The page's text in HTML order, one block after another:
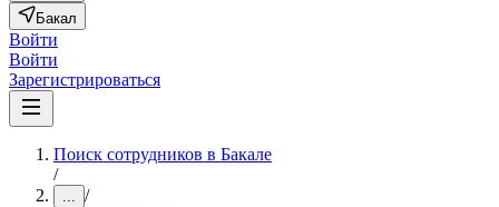
Бакал
Войти
Войти
Зарегистрироваться
Поиск сотрудников в Бакале
/
... /